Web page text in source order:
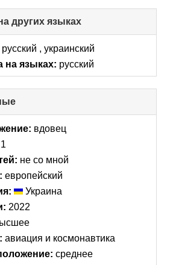
других языках
to
collapse
contents
русский , украинский
на языках: русский
to
collapse
вдовец
1
не со мной
европейский
Украина
2022
авиация и космонавтика
среднее